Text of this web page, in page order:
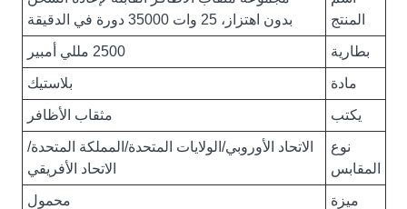
المنتج
بدون اهتزاز، 25 وات 35000 دورة في الدقيقة
بطارية 2500 مللي أمبير
مادة بلاستيك
يكتب مثقاب الأظافر
نوع
المقابس
الاتحاد الأوروبي/الولايات المتحدة/المملكة المتحدة/
الاتحاد الأفريقي
ميزة محمول